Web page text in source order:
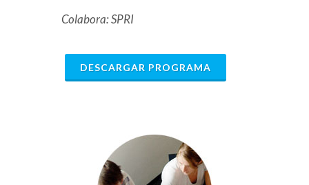
Colabora: SPRI
DESCARGAR PROGRAMA